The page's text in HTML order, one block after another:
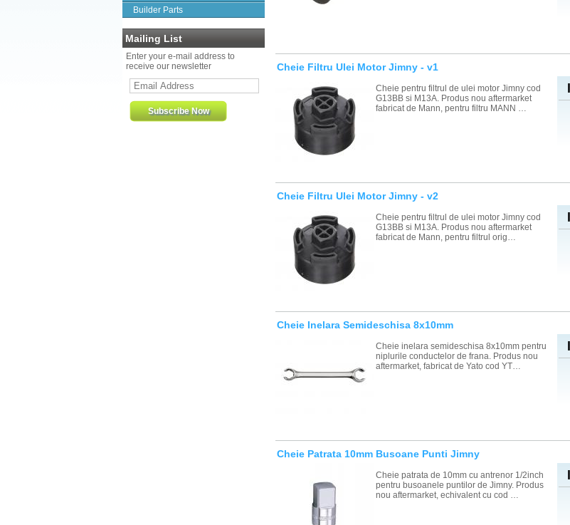
Builder Parts
Mailing List
Enter your e-mail address to
receive our newsletter
Cheie Filtru Ulei Motor Jimny - v1
Cheie pentru filtrul de ulei motor Jimny cod
G13BB si M13A. Produs nou aftermarket
fabricat de Mann, pentru filtru MANN …
Cheie Filtru Ulei Motor Jimny - v2
Cheie pentru filtrul de ulei motor Jimny cod
G13BB si M13A. Produs nou aftermarket
fabricat de Mann, pentru filtrul orig…
Cheie Inelara Semideschisa 8x10mm
Cheie inelara semideschisa 8x10mm pentru
niplurile conductelor de frana. Produs nou
aftermarket, fabricat de Yato cod YT…
Cheie Patrata 10mm Busoane Punti Jimny
Cheie patrata de 10mm cu antrenor 1/2inch
pentru busoanele puntilor de Jimny. Produs
nou aftermarket, echivalent cu cod …